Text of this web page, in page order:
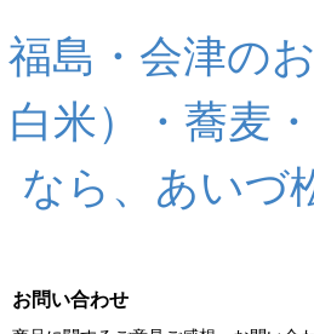
福島・会津の
白米）・蕎麦
なら、あいづ
お問い合わせ